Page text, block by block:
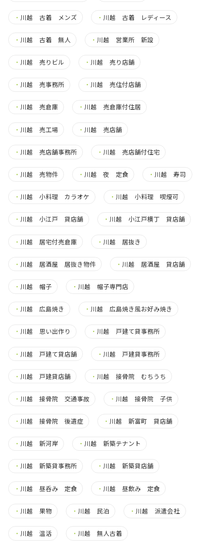
・ 川越 古着 メンズ ・ 川越 古着 レディース
・ 川越 古着 無人 ・ 川越 営業所 新設
・ 川越 売りビル ・ 川越 売り店舗
・ 川越 売事務所 ・ 川越 売住付店舗
・ 川越 売倉庫 ・ 川越 売倉庫付住居
・ 川越 売工場 ・ 川越 売店舗
・ 川越 売店舗事務所 ・ 川越 売店舗付住宅
・ 川越 売物件 ・ 川越 夜 定食 ・ 川越 寿司
・ 川越 小料理 カラオケ ・ 川越 小料理 喫煙可
・ 川越 小江戸 貸店舗 ・ 川越 小江戸横丁 貸店舗
・ 川越 居宅付売倉庫 ・ 川越 居抜き
・ 川越 居酒屋 居抜き物件 ・ 川越 居酒屋 貸店舗
・ 川越 帽子 ・ 川越 帽子専門店
・ 川越 広島焼き ・ 川越 広島焼き風お好み焼き
・ 川越 思い出作り ・ 川越 戸建て貸事務所
・ 川越 戸建て貸店舗 ・ 川越 戸建貸事務所
・ 川越 戸建貸店舗 ・ 川越 接骨院 むちうち
・ 川越 接骨院 交通事故 ・ 川越 接骨院 子供
・ 川越 接骨院 後遺症 ・ 川越 新富町 貸店舗
・ 川越 新河岸 ・ 川越 新築テナント
・ 川越 新築貸事務所 ・ 川越 新築貸店舗
・ 川越 昼呑み 定食 ・ 川越 昼飲み 定食
・ 川越 果物 ・ 川越 民泊 ・ 川越 派遣会社
・ 川越 温活 ・ 川越 無人古着